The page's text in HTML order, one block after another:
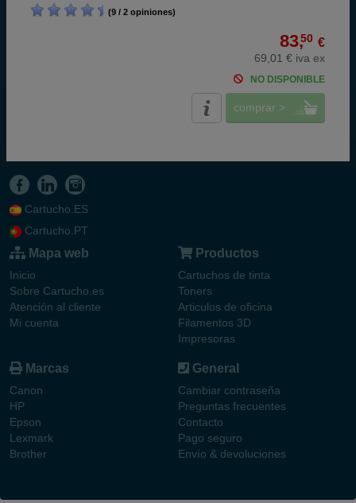
(9 / 2 opiniones)
83,50 €
69,01 € iva ex
NO DISPONIBLE
comprar >
Cartucho.ES
Cartucho.PT
Mapa web
Inicio
Sobre Cartucho.es
Atención al cliente
Mi cuenta
Productos
Cartuchos de tinta
Toners
Articulos de oficina
Filamentos 3D
Impresoras
Marcas
Canon
HP
Epson
Lexmark
Brother
General
Cambiar contraseña
Preguntas frecuentes
Contacto
Pago seguro
Envío & devoluciones